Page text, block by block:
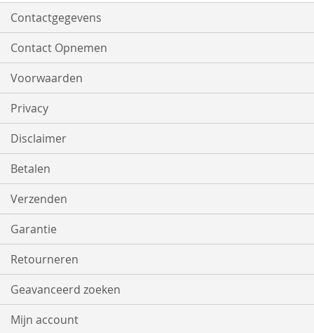
Contactgegevens
Contact Opnemen
Voorwaarden
Privacy
Disclaimer
Betalen
Verzenden
Garantie
Retourneren
Geavanceerd zoeken
Mijn account